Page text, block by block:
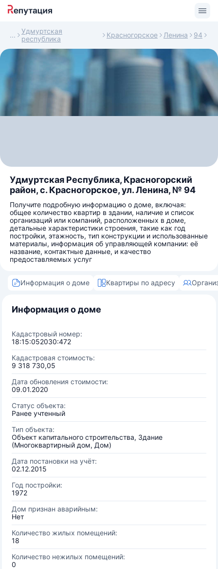
Удмуртская
республика
Красногорское Ленина 94
Удмуртская Республика, Красногорский
район, с. Красногорское, ул. Ленина, № 94
Получите подробную информацию о доме, включая:
общее количество квартир в здании, наличие и список
организаций или компаний, расположенных в доме,
детальные характеристики строения, такие как год
постройки, этажность, тип конструкции и использованные
материалы, информация об управляющей компании: её
название, контактные данные, и качество
предоставляемых услуг
Информация о доме Квартиры по адресу
Информация о доме
Кадастровый номер:
18:15:052030:472
Кадастровая стоимость:
9 318 730,05
Дата обновления стоимости:
09.01.2020
Статус объекта:
Ранее учтенный
Тип объекта:
Объект капитального строительства, Здание
(Многоквартирный дом, Дом)
Дата постановки на учёт:
02.12.2015
Год постройки:
1972
Дом признан аварийным:
Нет
Количество жилых помещений:
18
Количество нежилых помещений:
0